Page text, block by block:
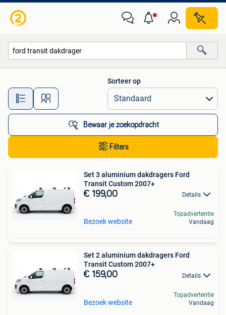
Alle afstanden…
Sorteer op
Bewaar je zoekopdracht
Filters
Set 3 aluminium dakdragers Ford
Transit Custom 2007+
€ 199,00 Details
Bezoek website
Topadvertentie
Vandaag
Set 2 aluminium dakdragers Ford
Transit Custom 2007+
€ 159,00 Details
Bezoek website
Topadvertentie
Vandaag